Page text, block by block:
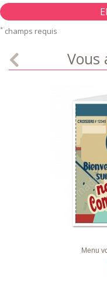
* champs requis
Vous
Menu